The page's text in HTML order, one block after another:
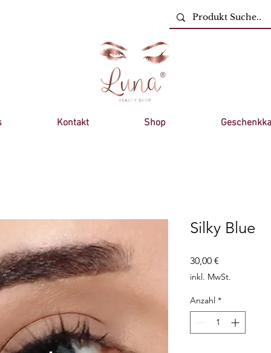
Silky Blue
30,00 €
inkl. MwSt.
Anzahl *
Kontakt Shop